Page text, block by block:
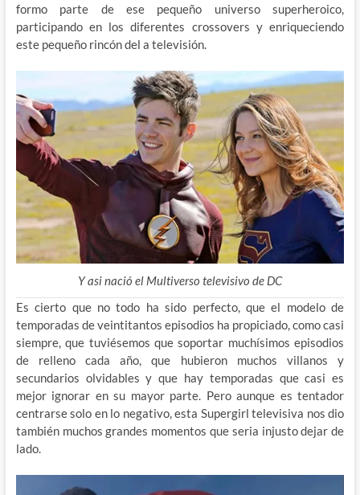
formo parte de ese pequeño universo superheroico,
participando en los diferentes crossovers y enriqueciendo
este pequeño rincón del a televisión.
Y asi nació el Multiverso televisivo de DC
Es cierto que no todo ha sido perfecto, que el modelo de
temporadas de veintitantos episodios ha propiciado, como casi
siempre, que tuviésemos que soportar muchísimos episodios
de relleno cada año, que hubieron muchos villanos y
secundarios olvidables y que hay temporadas que casi es
mejor ignorar en su mayor parte. Pero aunque es tentador
centrarse solo en lo negativo, esta Supergirl televisiva nos dio
también muchos grandes momentos que seria injusto dejar de
lado.